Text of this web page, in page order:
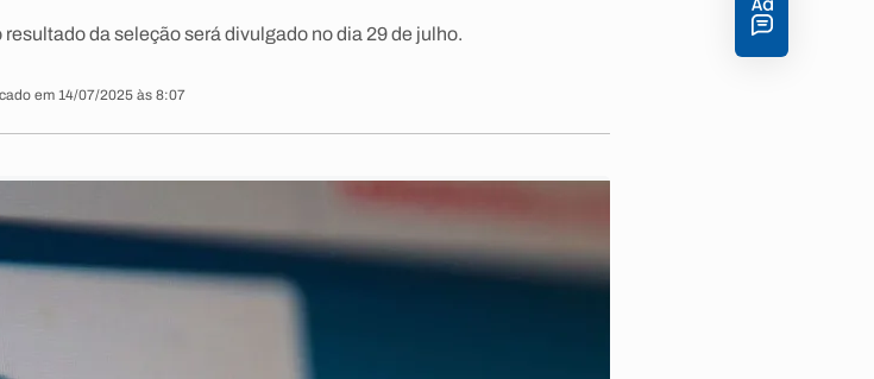
da seleção será divulgado no dia 29 de julho.
em 14/07/2025 às 8:07